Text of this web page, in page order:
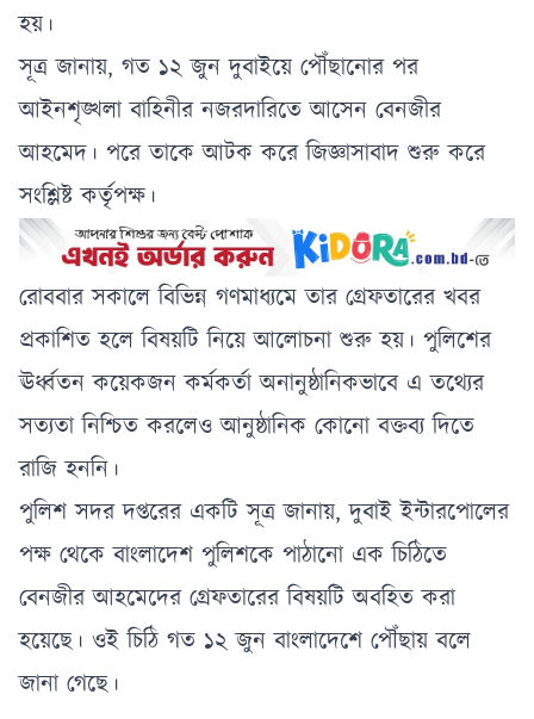
হয়।
সূত্র জানায়, গত ১২ জুন দুবাইয়ে পৌঁছানোর পর
আইনশৃঙ্খলা বাহিনীর নজরদারিতে আসেন বেনজীর
আহমেদ। পরে তাকে আটক করে জিজ্ঞাসাবাদ শুরু করে
সংশ্লিষ্ট কর্তৃপক্ষ।
রোববার সকালে বিভিন্ন গণমাধ্যমে তার গ্রেফতারের খবর
প্রকাশিত হলে বিষয়টি নিয়ে আলোচনা শুরু হয়। পুলিশের
ঊর্ধ্বতন কয়েকজন কর্মকর্তা অনানুষ্ঠানিকভাবে এ তথ্যের
সত্যতা নিশ্চিত করলেও আনুষ্ঠানিক কোনো বক্তব্য দিতে
রাজি হননি।
পুলিশ সদর দপ্তরের একটি সূত্র জানায়, দুবাই ইন্টারপোলের
পক্ষ থেকে বাংলাদেশ পুলিশকে পাঠানো এক চিঠিতে
বেনজীর আহমেদের গ্রেফতারের বিষয়টি অবহিত করা
হয়েছে। ওই চিঠি গত ১২ জুন বাংলাদেশে পৌঁছায় বলে
জানা গেছে।